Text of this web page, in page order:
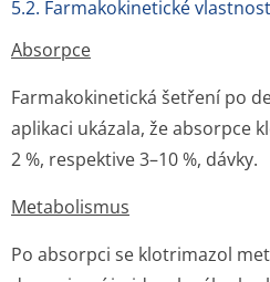
5.2. Farmakokinetické
Absorpce
Farmakokinetická šetření po
aplikaci ukázala, že absorpce
2 %, respektive 3–10 %, dávky.
Metabolismus
Po absorpci se klotrimazol